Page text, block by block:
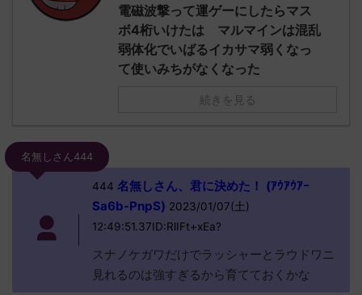
電磁波撃って運ゲーにしたらマス
ボ4桁いけたは マルマインは混乱
弱体化でいばるイカサマ弱くなっ
て使いみちがなくなった
続きを見る
名無しさん444
444 名無しさん、君に決めた！ (ｱｳｱｳｱｰ
Sa6b-PnpS) 2023/01/07(土)
12:49:51.37ID:RlIFt+xEa?
スナノケガワだけでラッシャーとラウドワニ
見れるのは強すぎるから育てておくかな